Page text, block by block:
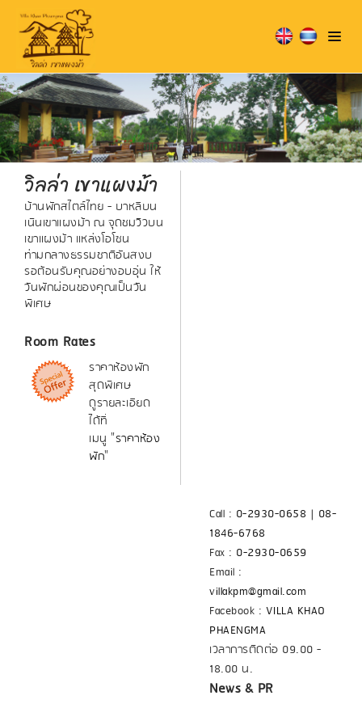
วิลล่า เขาแผงม้า
บ้านพักสไตล์ไทย - บาหลีบน
เนินเขาแผงม้า ณ จุดชมวิวบน
เขาแผงม้า แหล่งโอโซน
ท่ามกลางธรรมชาติอันสงบ
รอต้อนรับคุณอย่างอบอุ่น ให้
วันพักผ่อนของคุณเป็นวัน
พิเศษ
Room Rates
ราคาห้องพัก
สุดพิเศษ
ดูรายละเอียด
ได้ที่
เมนู "ราคาห้อง
พัก"
Call : 0-2930-0658 | 08-
1846-6768
Fax : 0-2930-0659
Email :
villakpm@gmail.com
Facebook : VILLA KHAO
PHAENGMA
เวลาการติดต่อ 09.00 -
18.00 น.
News & PR